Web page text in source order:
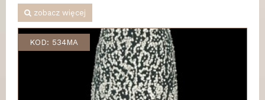
zobacz więcej
KOD: 534MA